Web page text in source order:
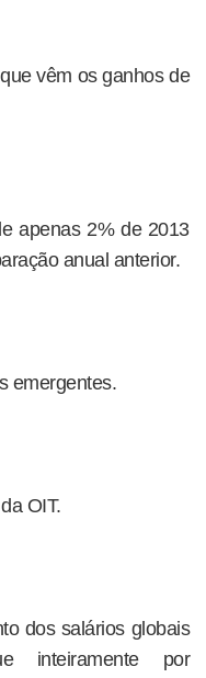
vêm os ganhos de
apenas 2% de 2013
anual anterior.
emergentes.
OIT.
dos salários globais
inteiramente por